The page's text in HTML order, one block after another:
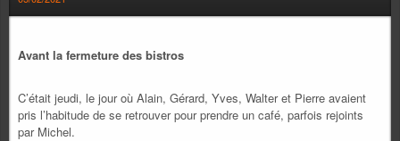
Avant la fermeture des bistros
C’était jeudi, le jour où Alain, Gérard, Yves, Walter et Pierre avaient
pris l’habitude de se retrouver pour prendre un café, parfois rejoints
par Michel.